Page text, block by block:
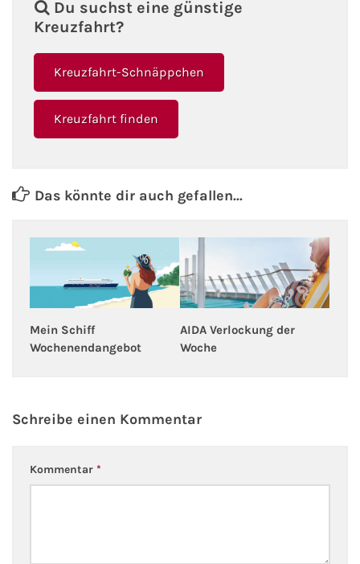
Fähre nach Schweden
Fähre nach Finnland
Fähre nach England
Fähre nach Lettland
Kreuzfahrt-Newsletter
Kreuzfahrt-Kalender
Kreuzfahrt-Bücher
Reiseversicherungen
Du suchst eine günstige
Kreuzfahrt?
Kreuzfahrt-Schnäppchen
Kreuzfahrt finden
Das könnte dir auch gefallen...
Mein Schiff
Wochenendangebot
AIDA Verlockung der
Woche
Schreibe einen Kommentar
Kommentar *